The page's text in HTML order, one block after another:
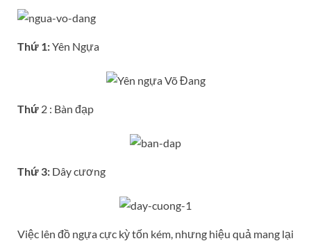
Thứ 1:Yên Ngựa
Thứ 2 : Bàn đạp
Thứ 3: Dây cương
Việc lên đồ ngựa cực kỳ tốn kém, nhưng hiệu quả mang lại